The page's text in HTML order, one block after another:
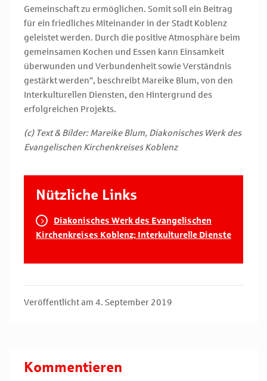
Gemeinschaft zu ermöglichen. Somit soll ein Beitrag
für ein friedliches Miteinander in der Stadt Koblenz
geleistet werden. Durch die positive Atmosphäre beim
gemeinsamen Kochen und Essen kann Einsamkeit
überwunden und Verbundenheit sowie Verständnis
gestärkt werden“, beschreibt Mareike Blum, von den
Interkulturellen Diensten, den Hintergrund des
erfolgreichen Projekts.
(c) Text & Bilder: Mareike Blum, Diakonisches Werk des
Evangelischen Kirchenkreises Koblenz
Nützliche Links
Diakonisches Werk des Evangelischen
Kirchenkreises Koblenz; Interkulturelle Dienste
Veröffentlicht am 4. September 2019
Kommentieren